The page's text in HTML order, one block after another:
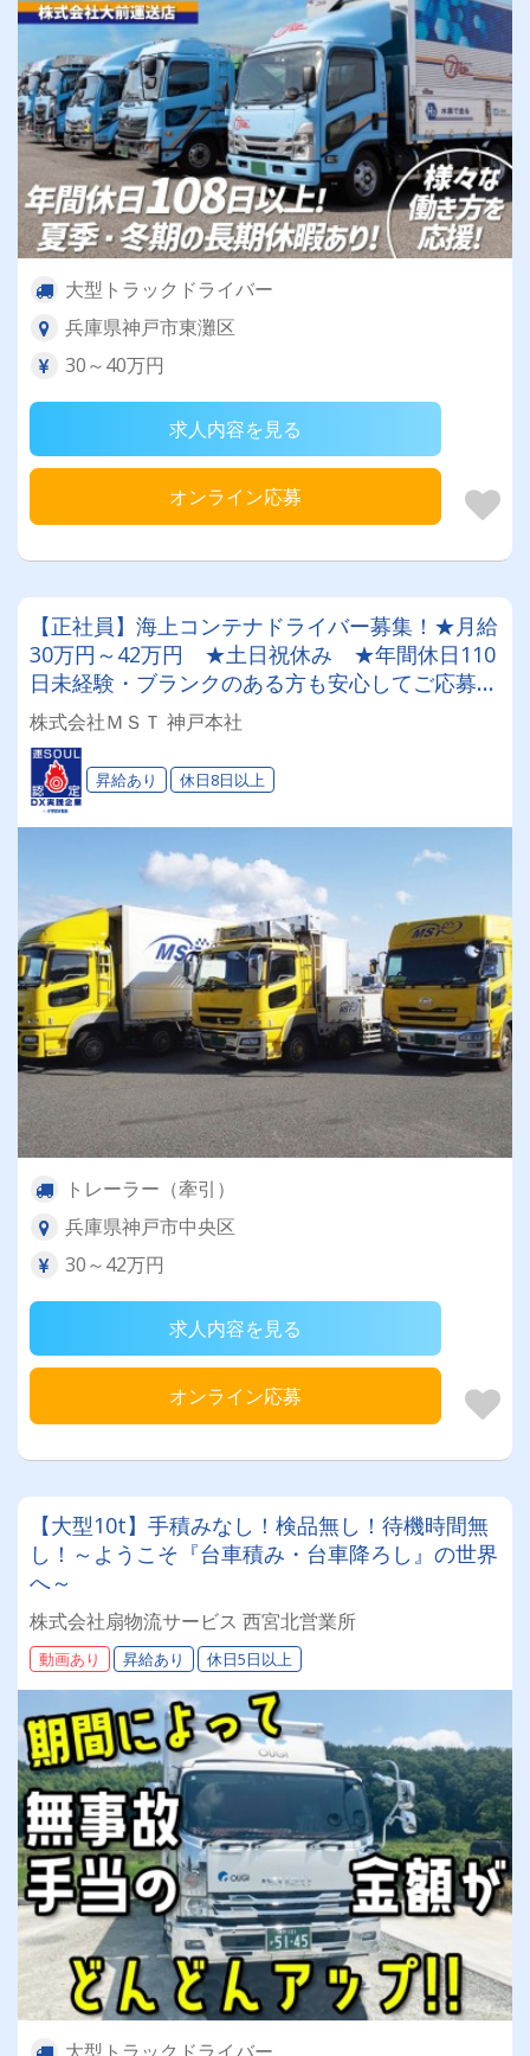
大型トラックドライバー
兵庫県神戸市東灘区
30～40万円
求人内容を見る
オンライン応募
【正社員】海上コンテナドライバー募集！★月給
30万円～42万円 ★土日祝休み ★年間休日110
日未経験・ブランクのある方も安心してご応募
を！！
株式会社ＭＳＴ 神戸本社
昇給あり 休日8日以上
トレーラー（牽引）
兵庫県神戸市中央区
30～42万円
求人内容を見る
オンライン応募
【大型10t】手積みなし！検品無し！待機時間無
し！～ようこそ『台車積み・台車降ろし』の世界
へ～
株式会社扇物流サービス 西宮北営業所
動画あり 昇給あり 休日5日以上